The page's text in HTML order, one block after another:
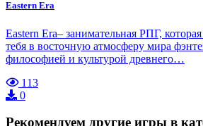
Eastern Era
Eastern Era– занимательная РПГ,
тебя в восточную атмосферу мира
философией и культурой древнего…
113
0
Рекомендуем другие игры в